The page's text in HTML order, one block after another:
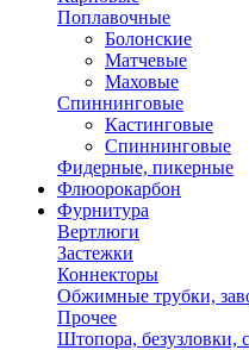
Поплавочные
Болонские
Матчевые
Маховые
Спиннинговые
Кастинговые
Спиннинговые
Фидерные, пикерные
Флюорокарбон
Фурнитура
Вертлюги
Застежки
Коннекторы
Обжимные трубки,
Прочее
Штопора, безузловки,